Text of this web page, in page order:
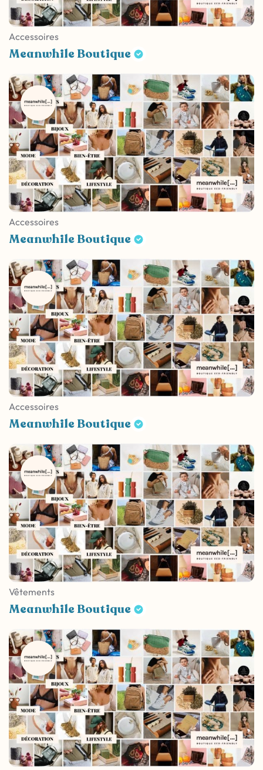
Accessoires
Meanwhile Boutique
Accessoires
Meanwhile Boutique
Accessoires
Meanwhile Boutique
Vêtements
Meanwhile Boutique